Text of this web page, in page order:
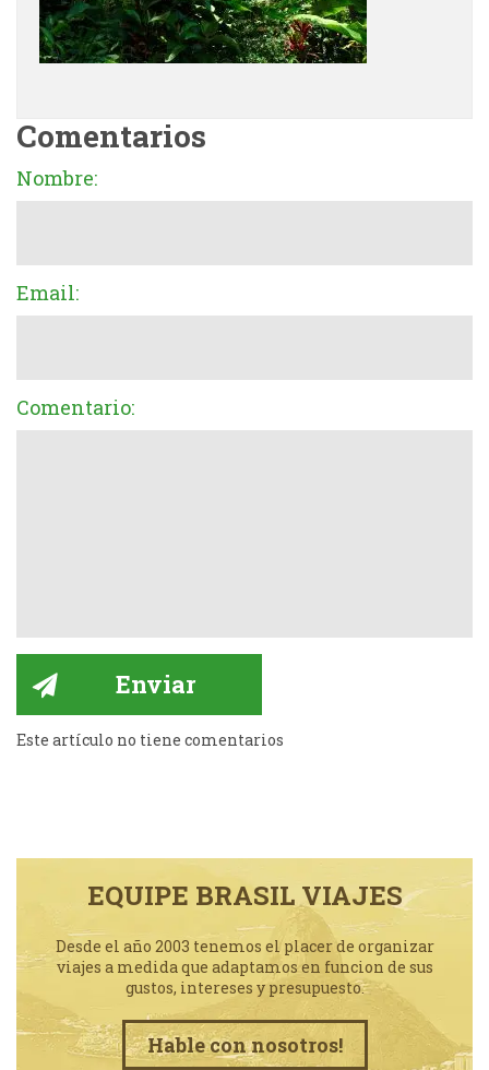
Comentarios
Nombre:
Email:
Comentario:
Este artículo no tiene comentarios
EQUIPE BRASIL VIAJES
Desde el año 2003 tenemos el placer de organizar
viajes a medida que adaptamos en funcion de sus
gustos, intereses y presupuesto.
Hable con nosotros!